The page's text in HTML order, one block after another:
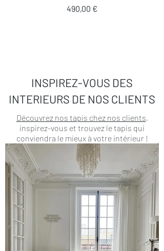
Prix
490,00 €
INSPIREZ-VOUS DES
INTERIEURS DE NOS CLIENTS
Découvrez nos tapis chez nos clients,
inspirez-vous et trouvez le tapis qui
conviendra le mieux à votre intérieur !